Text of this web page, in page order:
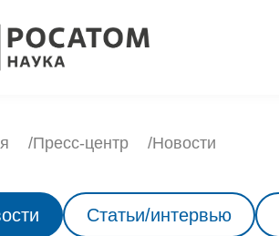
Пресс-центр Новости
Статьи/интервью